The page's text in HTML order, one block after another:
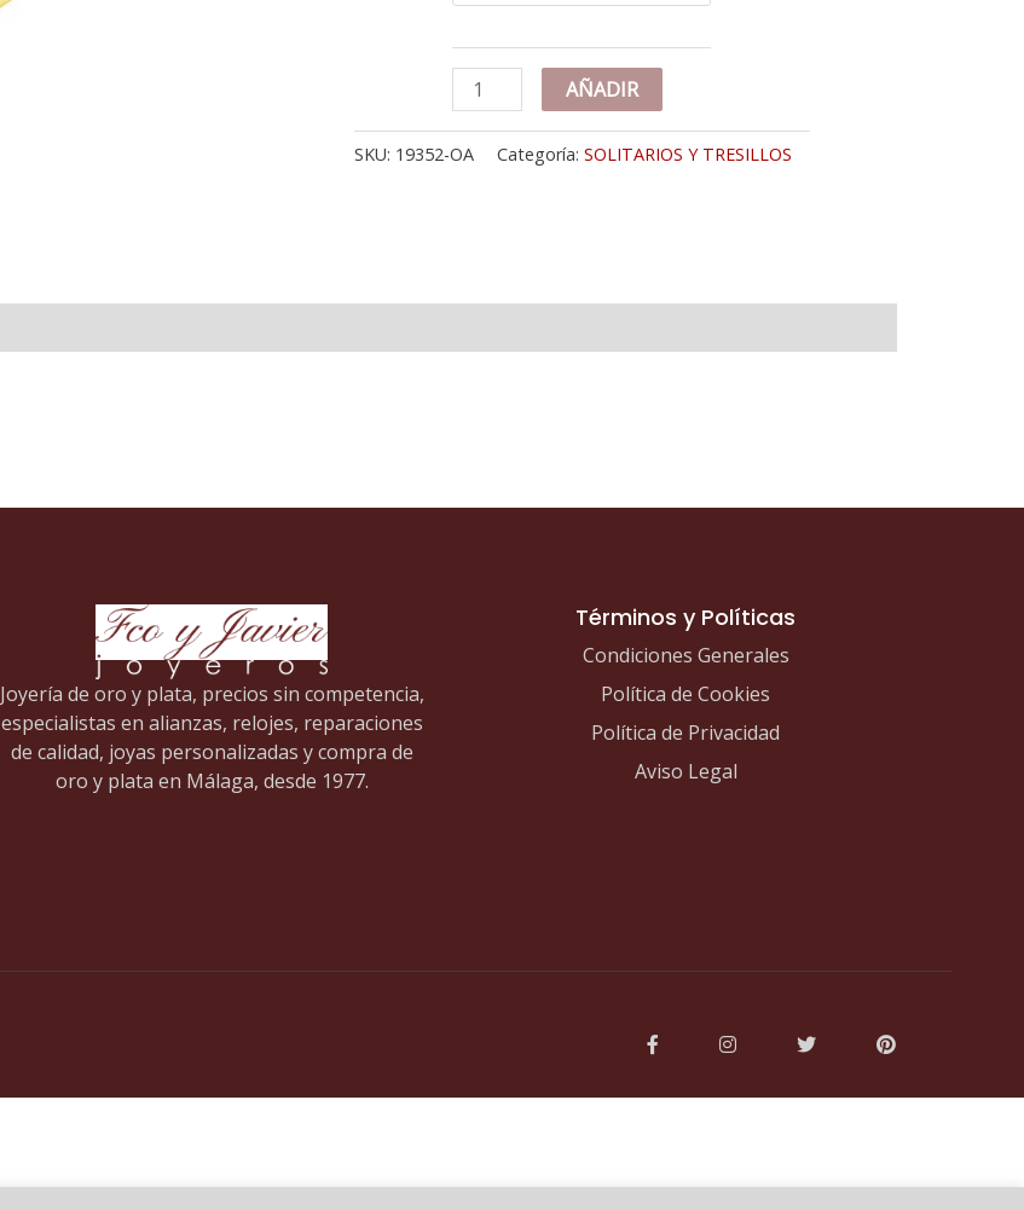
18K
SOLITARIO
ORO
AMARILLO
AÑADIR
SKU: 19352-OA Categoría: SOLITARIOS Y TRESILLOS
Joyería de oro y plata, precios sin competencia,
especialistas en alianzas, relojes, reparaciones
de calidad, joyas personalizadas y compra de
oro y plata en Málaga, desde 1977.
Términos y Políticas
Condiciones Generales
Política de Cookies
Política de Privacidad
Aviso Legal